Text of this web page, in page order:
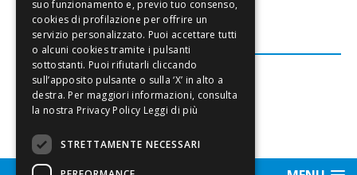
FACEBOOK
Leggi di più
STRETTAMENTE NECESSARI